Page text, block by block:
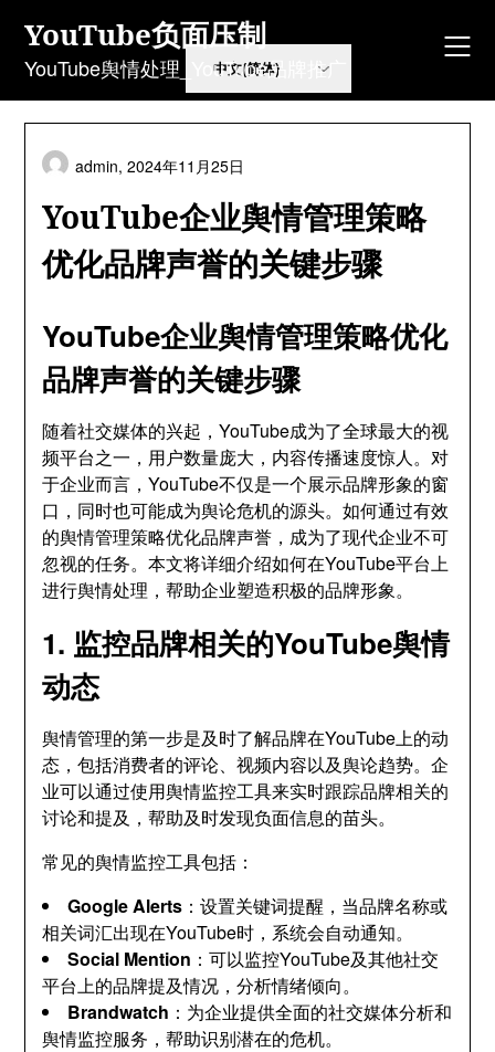
content
YouTube负面压制
YouTube舆情处理_YouTube品牌推广
YouTube企业舆情管理策略
优化品牌声誉的关键步骤
admin,2024年11月25日
YouTube企业舆情管理策略优化
品牌声誉的关键步骤
随着社交媒体的兴起，YouTube成为了全球最大的视
频平台之一，用户数量庞大，内容传播速度惊人。对
于企业而言，YouTube不仅是一个展示品牌形象的窗
口，同时也可能成为舆论危机的源头。如何通过有效
的舆情管理策略优化品牌声誉，成为了现代企业不可
忽视的任务。本文将详细介绍如何在YouTube平台上
进行舆情处理，帮助企业塑造积极的品牌形象。
1. 监控品牌相关的YouTube舆情
动态
舆情管理的第一步是及时了解品牌在YouTube上的动
态，包括消费者的评论、视频内容以及舆论趋势。企
业可以通过使用舆情监控工具来实时跟踪品牌相关的
讨论和提及，帮助及时发现负面信息的苗头。
常见的舆情监控工具包括：
Google Alerts ：设置关键词提醒，当品牌名称或
相关词汇出现在YouTube时，系统会自动通知。
Social Mention ：可以监控YouTube及其他社交
平台上的品牌提及情况，分析情绪倾向。
Brandwatch ：为企业提供全面的社交媒体分析和
舆情监控服务，帮助识别潜在的危机。